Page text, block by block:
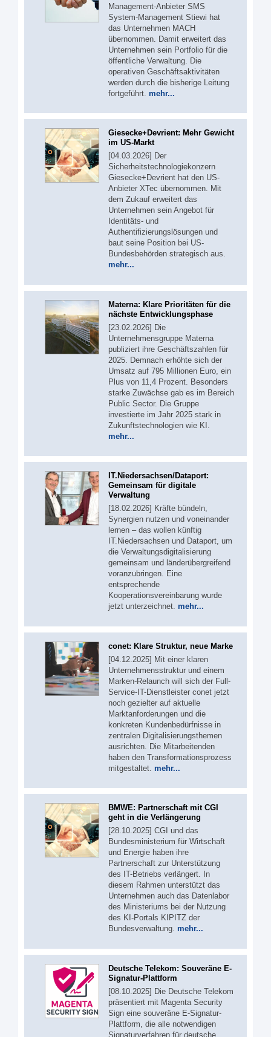
Management-Anbieter SMS
System-Management Stiewi hat
das Unternehmen MACH
übernommen. Damit erweitert das
Unternehmen sein Portfolio für die
öffentliche Verwaltung. Die
operativen Geschäftsaktivitäten
werden durch die bisherige Leitung
fortgeführt. mehr...
Giesecke+Devrient: Mehr Gewicht
im US-Markt
[04.03.2026] Der
Sicherheitstechnologiekonzern
Giesecke+Devrient hat den US-
Anbieter XTec übernommen. Mit
dem Zukauf erweitert das
Unternehmen sein Angebot für
Identitäts- und
Authentifizierungslösungen und
baut seine Position bei US-
Bundesbehörden strategisch aus.
mehr...
Materna: Klare Prioritäten für die
nächste Entwicklungsphase
[23.02.2026] Die
Unternehmensgruppe Materna
publiziert ihre Geschäftszahlen für
2025. Demnach erhöhte sich der
Umsatz auf 795 Millionen Euro, ein
Plus von 11,4 Prozent. Besonders
starke Zuwächse gab es im Bereich
Public Sector. Die Gruppe
investierte im Jahr 2025 stark in
Zukunftstechnologien wie KI.
mehr...
IT.Niedersachsen/Dataport:
Gemeinsam für digitale
Verwaltung
[18.02.2026] Kräfte bündeln,
Synergien nutzen und voneinander
lernen – das wollen künftig
IT.Niedersachsen und Dataport, um
die Verwaltungsdigitalisierung
gemeinsam und länderübergreifend
voranzubringen. Eine
entsprechende
Kooperationsvereinbarung wurde
jetzt unterzeichnet. mehr...
conet: Klare Struktur, neue Marke
[04.12.2025] Mit einer klaren
Unternehmensstruktur und einem
Marken-Relaunch will sich der Full-
Service-IT-Dienstleister conet jetzt
noch gezielter auf aktuelle
Marktanforderungen und die
konkreten Kundenbedürfnisse in
zentralen Digitalisierungsthemen
ausrichten. Die Mitarbeitenden
haben den Transformationsprozess
mitgestaltet. mehr...
BMWE: Partnerschaft mit CGI
geht in die Verlängerung
[28.10.2025] CGI und das
Bundesministerium für Wirtschaft
und Energie haben ihre
Partnerschaft zur Unterstützung
des IT-Betriebs verlängert. In
diesem Rahmen unterstützt das
Unternehmen auch das Datenlabor
des Ministeriums bei der Nutzung
des KI-Portals KIPITZ der
Bundesverwaltung. mehr...
Deutsche Telekom: Souveräne E-
Signatur-Plattform
[08.10.2025] Die Deutsche Telekom
präsentiert mit Magenta Security
Sign eine souveräne E-Signatur-
Plattform, die alle notwendigen
Signaturverfahren für deutsche